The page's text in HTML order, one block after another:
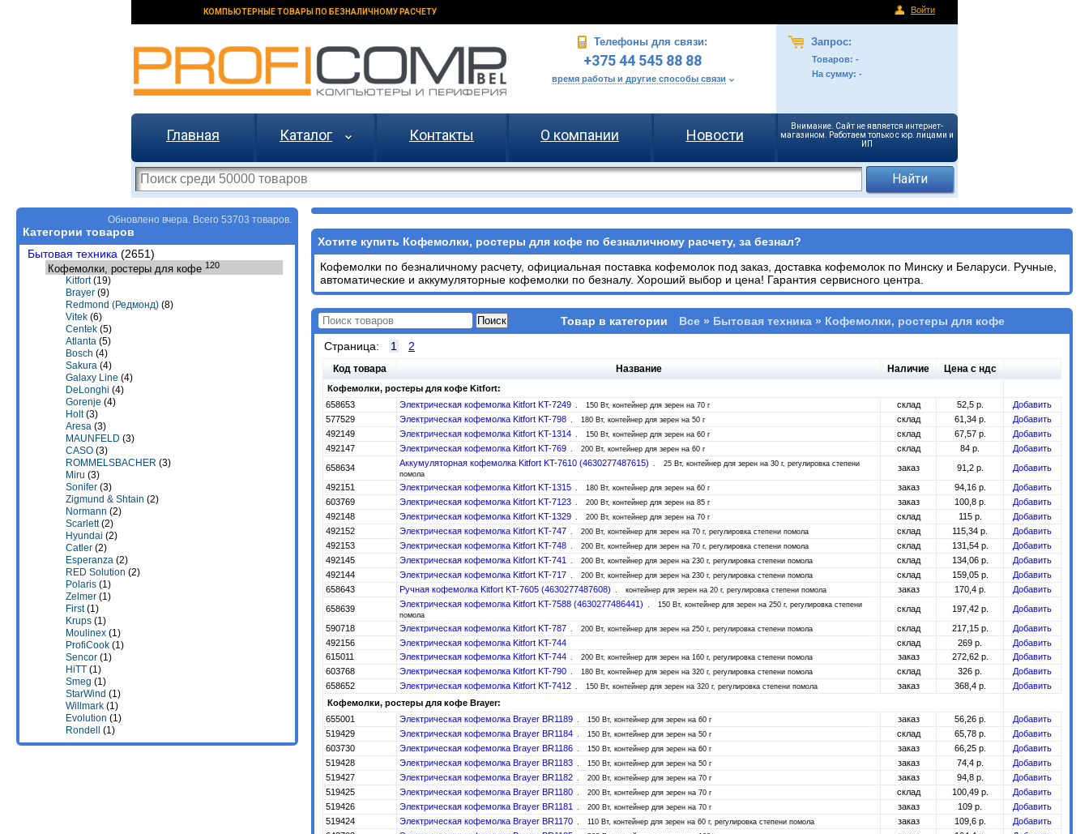
КОМПЬЮТЕРНЫЕ ТОВАРЫ ПО БЕЗНАЛИЧНОМУ РАСЧЕТУ Войти
Телефоны для связи:
+375 44 545 88 88
время работы и другие способы связи
Запрос:
Товаров: -
На сумму: -
Главная Каталог Контакты О компании Новости
Внимание. Сайт не является интернет-
магазином. Работаем только с юр. лицами и
ИП
Обновлено вчера. Всего 53703 товаров.
Категории товаров
Бытовая техника (2651)
Кофемолки, ростеры для кофе 120
Kitfort(19)
Brayer (9)
Redmond (Редмонд) (8)
Vitek (6)
Centek (5)
Atlanta (5)
Bosch (4)
Sakura (4)
Galaxy Line (4)
DeLonghi (4)
Gorenje (4)
Holt(3)
Aresa (3)
MAUNFELD (3)
CASO (3)
ROMMELSBACHER (3)
Miru (3)
Sonifer (3)
Zigmund & Shtain (2)
Normann (2)
Scarlett(2)
Hyundai (2)
Catler (2)
Esperanza (2)
RED Solution (2)
Polaris (1)
Zelmer (1)
First(1)
Krups (1)
Moulinex (1)
ProfiCook (1)
Sencor (1)
HiTT (1)
Smeg (1)
StarWind (1)
Willmark (1)
Evolution (1)
Rondell
(1)
Хотите купить Кофемолки, ростеры для кофе по безналичному расчету, за безнал?
Кофемолки по безналичному расчету, официальная поставка кофемолок под заказ, доставка кофемолок по Минску и Беларуси. Ручные,
автоматические и аккумуляторные кофемолки по безналу. Хороший выбор и цена! Гарантия сервисного центра.
Товар в категории
Все » Бытовая техника » Кофемолки, ростеры для кофе
Страница:
1 2
Код товара Название Наличие Цена с ндс
Кофемолки, ростеры для кофе Kitfort:
658653
Электрическая кофемолка Kitfort KT-7249 150 Вт, контейнер для зерен на 70 г склад 52,5 р.
Добавить
577529
Электрическая кофемолка Kitfort KT-798 180 Вт, контейнер для зерен на 50 г склад 61,34 р.
Добавить
492149
Электрическая кофемолка Kitfort KT-1314 150 Вт, контейнер для зерен на 60 г склад 67,57 р.
Добавить
492147
Электрическая кофемолка Kitfort KT-769 200 Вт, контейнер для зерен на 60 г склад 84 р.
Добавить
658634
Аккумуляторная кофемолка Kitfort KT-7610 (4630277487615)
25 Вт, контейнер для зерен на 30 г, регулировка степени
помола
заказ 91,2 р.
Добавить
492151
Электрическая кофемолка Kitfort KT-1315 180 Вт, контейнер для зерен на 60 г заказ 94,16 р.
Добавить
603769
Электрическая кофемолка Kitfort KT-7123 200 Вт, контейнер для зерен на 85 г заказ 100,8 р.
Добавить
492148
Электрическая кофемолка Kitfort KT-1329 200 Вт, контейнер для зерен на 70 г склад 115 р.
Добавить
492152
Электрическая кофемолка Kitfort KT-747 200 Вт, контейнер для зерен на 70 г, регулировка степени помола склад 115,34 р.
Добавить
492153
Электрическая кофемолка Kitfort KT-748 200 Вт, контейнер для зерен на 70 г, регулировка степени помола склад 131,54 р.
Добавить
492145
Электрическая кофемолка Kitfort KT-741 200 Вт, контейнер для зерен на 230 г, регулировка степени помола склад 134,06 р.
Добавить
492144
Электрическая кофемолка Kitfort KT-717 200 Вт, контейнер для зерен на 230 г, регулировка степени помола склад 159,05 р.
Добавить
658643
Ручная кофемолка Kitfort KT-7605 (4630277487608) контейнер для зерен на 20 г, регулировка степени помола заказ 170,4 р.
Добавить
658639
Электрическая кофемолка Kitfort KT-7588 (4630277486441)
150 Вт, контейнер для зерен на 250 г, регулировка степени
помола
склад 197,42 р.
Добавить
590718
Электрическая кофемолка Kitfort KT-787 200 Вт, контейнер для зерен на 250 г, регулировка степени помола склад 217,15 р.
Добавить
492156
Электрическая кофемолка Kitfort KT-744 склад 269 р.
Добавить
615011
Электрическая кофемолка Kitfort KT-744 200 Вт, контейнер для зерен на 160 г, регулировка степени помола заказ 272,62 р.
Добавить
603768
Электрическая кофемолка Kitfort KT-790 180 Вт, контейнер для зерен на 320 г, регулировка степени помола склад 326 р.
Добавить
658652
Электрическая кофемолка Kitfort KT-7412 150 Вт, контейнер для зерен на 320 г, регулировка степени помола заказ 368,4 р.
Добавить
Кофемолки, ростеры для кофе Brayer:
655001
Электрическая кофемолка Brayer BR1189 150 Вт, контейнер для зерен на 60 г заказ 56,26 р.
Добавить
519429
Электрическая кофемолка Brayer BR1184 150 Вт, контейнер для зерен на 50 г склад 65,78 р.
Добавить
603730
Электрическая кофемолка Brayer BR1186 150 Вт, контейнер для зерен на 60 г заказ 66,25 р.
Добавить
519428
Электрическая кофемолка Brayer BR1183 150 Вт, контейнер для зерен на 50 г заказ 74,4 р.
Добавить
519427
Электрическая кофемолка Brayer BR1182 200 Вт, контейнер для зерен на 70 г заказ 94,8 р.
Добавить
519425
Электрическая кофемолка Brayer BR1180 200 Вт, контейнер для зерен на 70 г склад 100,49 р.
Добавить
519426
Электрическая кофемолка Brayer BR1181 200 Вт, контейнер для зерен на 70 г заказ 109 р.
Добавить
519424
Электрическая кофемолка Brayer BR1170 110 Вт, контейнер для зерен на 60 г, регулировка степени помола заказ 109,6 р.
Добавить